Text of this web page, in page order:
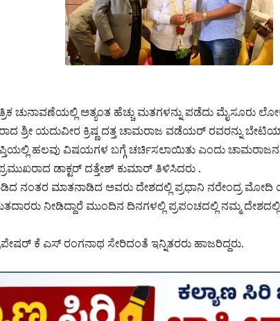
ಚುನಾವಣೆಯಲ್ಲಿ ಅತ್ಯಂತ ಹೆಚ್ಚು ಮತಗಳನ್ನು ಪಡೆದು ಮೈಸೂರು
ಶ್ರೀ ಯದುವೀರ ಕ್ರಿಷ್ಣ ದತ್ತ ಚಾಮರಾಜ ವಡೆಯರ್ ರವರನ್ನು
ಹಲವು ವಿಷಯಗಳ ಬಗ್ಗೆ ಚರ್ಚಿಸಲಾಯಿತು ಎಂದು
ಡಾಕ್ಟರ್ ದತ್ತೇಶ್ ಕುಮಾರ್ ತಿಳಿಸಿದರು .
ನಂತರ ಮಾತನಾಡಿದ ಅವರು ದೇಶದಲ್ಲಿ ಪ್ರಧಾನಿ ನರೇಂದ್ರ
ನೀಡಿದ್ದಾರೆ ಮುಂದಿನ ದಿನಗಳಲ್ಲಿ ಪ್ರಪಂಚದಲ್ಲಿ ನಮ್ಮ
ಕೆ ಎಸ್ ರಂಗನಾಥ ಸೇರಿದಂತೆ ಇನ್ನಿತರರು ಹಾಜರಿದ್ದರು.